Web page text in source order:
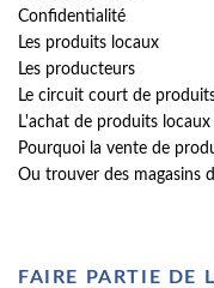
Confidentialité
Les produits locaux
Les producteurs
Le circuit court de
L'achat de produits locaux
Pourquoi la vente de
Ou trouver des magasins
FAIRE PARTIE DE